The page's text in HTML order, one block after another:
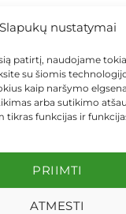
Slapukų nustatymai
patirtį, naudojame
su šiomis
kaip naršymo
arba sutikimo
tikras funkcijas ir
PRIIMTI
ATMESTI
saugomos 2026 ©